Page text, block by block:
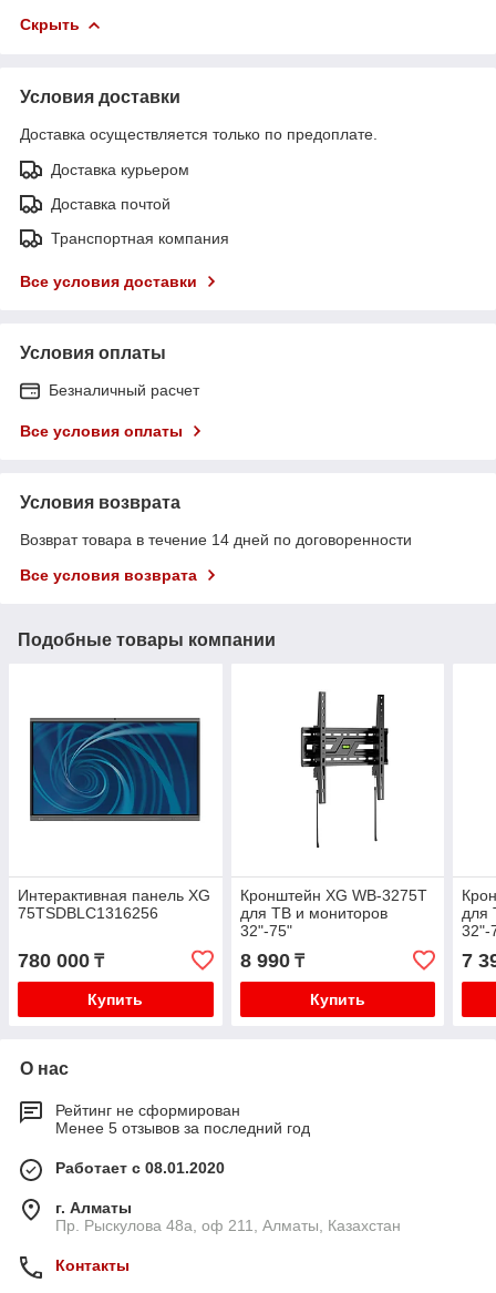
Скрыть
Условия доставки
Доставка осуществляется только по предоплате.
Доставка курьером
Доставка почтой
Транспортная компания
Все условия доставки
Условия оплаты
Безналичный расчет
Все условия оплаты
Условия возврата
Возврат товара в течение 14 дней по договоренности
Все условия возврата
Подобные товары компании
Интерактивная панель XG
75TSDBLC1316256
780 000 ₸
Купить
Кронштейн XG WB-3275T
для ТВ и мониторов
32"-75"
8 990₸
Купить
для
32"-
7
О нас
Рейтинг не сформирован
Менее 5 отзывов за последний год
Работает с 08.01.2020
г. Алматы
Пр. Рыскулова 48а, оф 211, Алматы, Казахстан
Контакты